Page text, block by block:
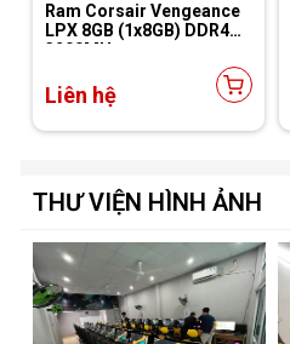
Ram Corsair Vengeance
LPX 8GB (1x8GB) DDR4
3200MHz
Liên hệ
THƯ VIỆN HÌNH ẢNH